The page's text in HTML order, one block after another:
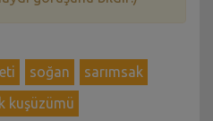
soğan
sarımsak
kuşüzümü